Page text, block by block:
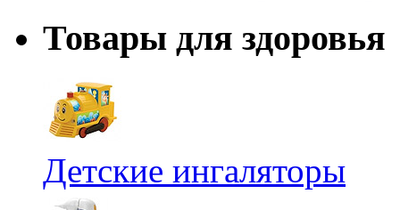
Товары для здоровья
Детские ингаляторы